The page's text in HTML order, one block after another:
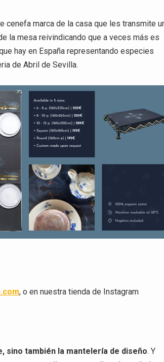
cenefa marca de la casa que les transmite
la mesa reivindicando que a veces más es
hay en España representando especies
de Abril de Sevilla.
, o en nuestra tienda de Instagram
sino también la mantelería de diseño. Y